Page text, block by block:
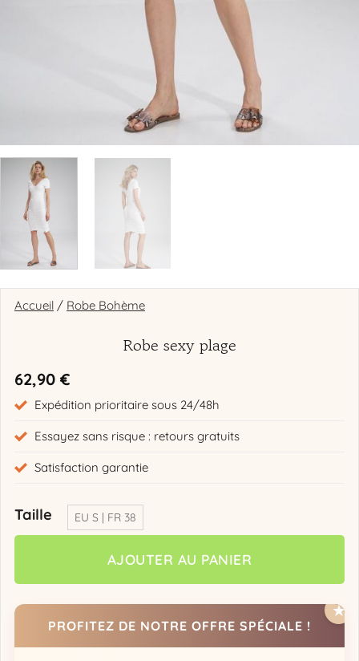
Accueil / Robe Bohème
Robe sexy plage
62,90 €
Expédition prioritaire sous 24/48h
Essayez sans risque : retours gratuits
Satisfaction garantie
Taille EU S | FR 38
AJOUTER AU PANIER
PROFITEZ DE NOTRE OFFRE SPÉCIALE !